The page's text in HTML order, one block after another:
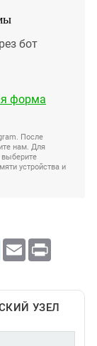
бот
форма
После
нам. Для
устройства и
LiveJournal
Email Print
УЗЕЛ